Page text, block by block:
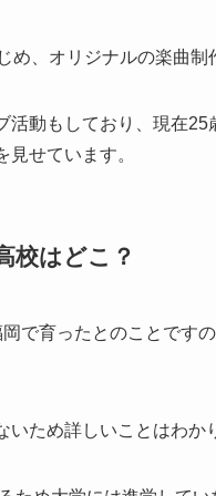
め、オリジナルの楽曲制
活動もしており、現在
せています。
校はどこ？
で育ったとのことです
ため詳しいことはわか